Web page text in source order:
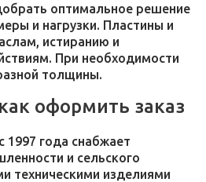
оптимальное решение
и нагрузки. Пластины и
истиранию и
При необходимости
толщины.
оформить заказ
с 1997 года снабжает
и сельского
техническими изделиями